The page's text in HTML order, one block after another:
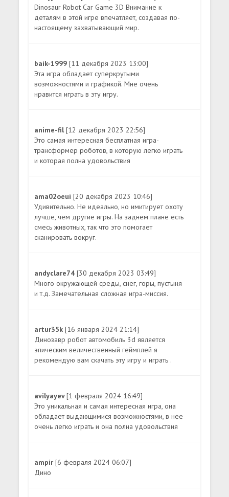
Dinosaur Robot Car Game 3D Внимание к
деталям в этой игре впечатляет, создавая по-
настоящему захватывающий мир.
baik-1999[11 декабря 2023 13:00]
Эта игра обладает суперкрутыми
возможностями и графикой. Мне очень
нравится играть в эту игру.
anime-fil[12 декабря 2023 22:56]
Это самая интересная бесплатная игра-
трансформер роботов, в которую легко играть
и которая полна удовольствия
ama02oeui[20 декабря 2023 10:46]
Удивительно. Не идеально, но имитирует охоту
лучше, чем другие игры. На заднем плане есть
смесь животных, так что это помогает
сканировать вокруг.
andyclare74[30 декабря 2023 03:49]
Много окружающей среды, снег, горы, пустыня
и т.д. Замечательная сложная игра-миссия.
artur35k[16 января 2024 21:14]
Динозавр робот автомобиль 3d является
эпическим величественный геймплей я
рекомендую вам скачать эту игру и играть .
avilyayev[1 февраля 2024 16:49]
Это уникальная и самая интересная игра, она
обладает выдающимися возможностями, в нее
очень легко играть и она полна удовольствия
ampir[6 февраля 2024 06:07]
Дино